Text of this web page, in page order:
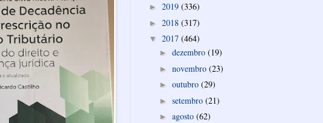
► 2019 (336)
► 2018 (317)
▼ 2017 (464)
► dezembro (19)
► novembro (23)
► outubro (29)
► setembro (21)
► agosto (62)